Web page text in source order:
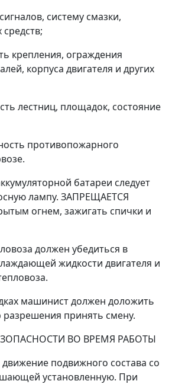
систему смазки,
крепления, ограждения
корпуса двигателя и других
лестниц, площадок, состояние
противопожарного
батареи следует
лампу. ЗАПРЕЩАЕТСЯ
огнем, зажигать спички и
должен убедиться в
жидкости двигателя и
машинист должен доложить
разрешения принять смену.
ВО ВРЕМЯ РАБОТЫ
подвижного состава со
установленную. При